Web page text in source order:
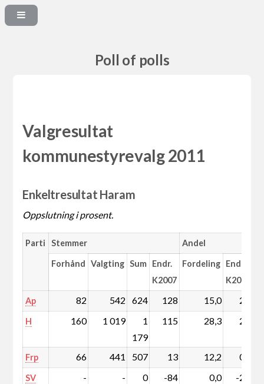
Poll of polls
Valgresultat
kommunestyrevalg 2011
Enkeltresultat Haram
Oppslutning i prosent.
Parti Stemmer Andel
Forhånd Valgting Sum Endr.
K2007
Fordeling Endr.
K2007
Ap 82 542 624 128 15,0 2,8
H 160 1 019
1
179
115 28,3 2,2
Frp 66 441 507 13 12,2 0,1
SV - - 0 -84 0,0 -2,1